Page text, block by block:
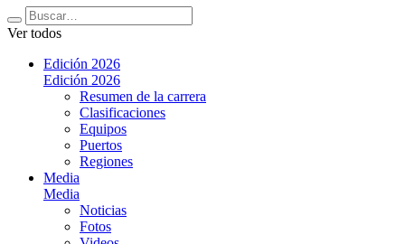
Ver todos
Edición 2026
Edición 2026
Resumen de la carrera
Clasificaciones
Equipos
Puertos
Regiones
Media
Media
Noticias
Fotos